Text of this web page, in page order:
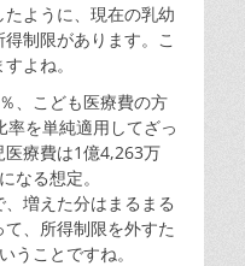
ように、現在の乳幼
制限があります。こ
よね。
、こども医療費の方
を単純適用してざっ
医療費は1億4,263万
なる想定。
増えた分はまるまる
、所得制限を外すた
うことですね。